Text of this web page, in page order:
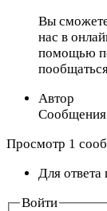
Вы
нас в
помощью
Автор
Сообщения
Просмотр 1
Для ответа
Войти